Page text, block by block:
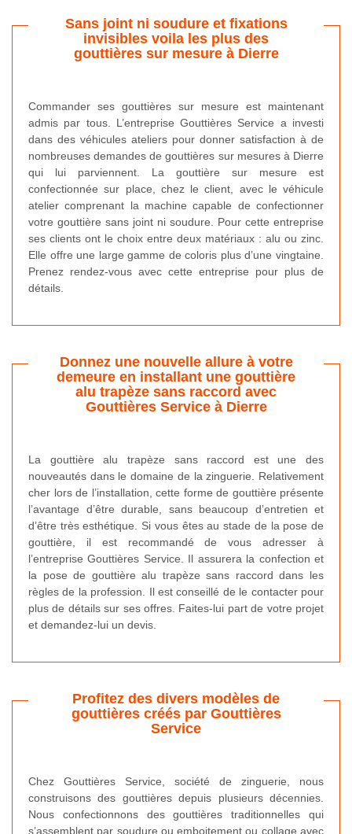
Sans joint ni soudure et fixations
invisibles voila les plus des
gouttières sur mesure à Dierre
Commander ses gouttières sur mesure est maintenant
admis par tous. L’entreprise Gouttières Service a investi
dans des véhicules ateliers pour donner satisfaction à de
nombreuses demandes de gouttières sur mesures à Dierre
qui lui parviennent. La gouttière sur mesure est
confectionnée sur place, chez le client, avec le véhicule
atelier comprenant la machine capable de confectionner
votre gouttière sans joint ni soudure. Pour cette entreprise
ses clients ont le choix entre deux matériaux : alu ou zinc.
Elle offre une large gamme de coloris plus d’une vingtaine.
Prenez rendez-vous avec cette entreprise pour plus de
détails.
Donnez une nouvelle allure à votre
demeure en installant une gouttière
alu trapèze sans raccord avec
Gouttières Service à Dierre
La gouttière alu trapèze sans raccord est une des
nouveautés dans le domaine de la zinguerie. Relativement
cher lors de l’installation, cette forme de gouttière présente
l’avantage d’être durable, sans beaucoup d’entretien et
d’être très esthétique. Si vous êtes au stade de la pose de
gouttière, il est recommandé de vous adresser à
l’entreprise Gouttières Service. Il assurera la confection et
la pose de gouttière alu trapèze sans raccord dans les
règles de la profession. Il est conseillé de le contacter pour
plus de détails sur ses offres. Faites-lui part de votre projet
et demandez-lui un devis.
Profitez des divers modèles de
gouttières créés par Gouttières
Service
Chez Gouttières Service, société de zinguerie, nous
construisons des gouttières depuis plusieurs décennies.
Nous confectionnons des gouttières traditionnelles qui
s’assemblent par soudure ou emboitement ou collage avec